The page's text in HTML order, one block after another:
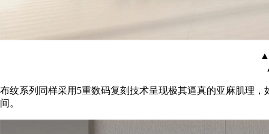
布纹系列同样采用5重数码复刻技术呈现极其逼真的亚麻肌理
间。